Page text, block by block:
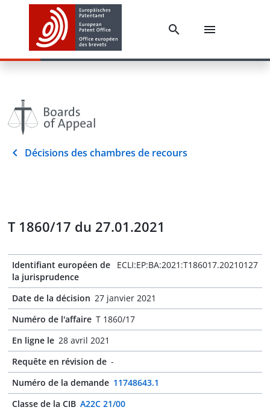
Décisions des chambres de recours
T 1860/17 du 27.01.2021
Identifiant européen de
la jurisprudence
ECLI:EP:BA:2021:T186017.20210127
Date de la décision 27 janvier 2021
Numéro de l'affaire T 1860/17
En ligne le 28 avril 2021
Requête en révision de -
Numéro de la demande 11748643.1
Classe de la CIB A22C 21/00